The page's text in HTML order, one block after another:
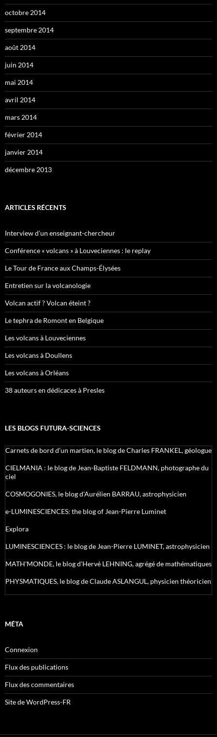
octobre 2014
septembre 2014
août 2014
juin 2014
mai 2014
avril 2014
mars 2014
février 2014
janvier 2014
décembre 2013
ARTICLES RÉCENTS
Interview d’un enseignant-chercheur
Conférence « volcans » à Louveciennes : le replay
Le Tour de France aux Champs-Élysées
Entretien sur la volcanologie
Volcan actif ? Volcan éteint ?
Le tephra de Romont en Belgique
Les volcans à Louveciennes
Les volcans à Doullens
Les volcans à Orléans
38 auteurs en dédicaces à Presles
LES BLOGS FUTURA-SCIENCES
Carnets de bord d’un martien, le blog de Charles FRANKEL, géologue
CIELMANIA : le blog de Jean-Baptiste FELDMANN, photographe du
ciel
COSMOGONIES, le blog d'Aurélien BARRAU, astrophysicien
e-LUMINESCIENCES: the blog of Jean-Pierre Luminet
Explora
LUMINESCIENCES : le blog de Jean-Pierre LUMINET, astrophysicien
MATH'MONDE, le blog d'Hervé LEHNING, agrégé de mathématiques
PHYSMATIQUES, le blog de Claude ASLANGUL, physicien théoricien
MÉTA
Connexion
Flux des publications
Flux des commentaires
Site de WordPress-FR